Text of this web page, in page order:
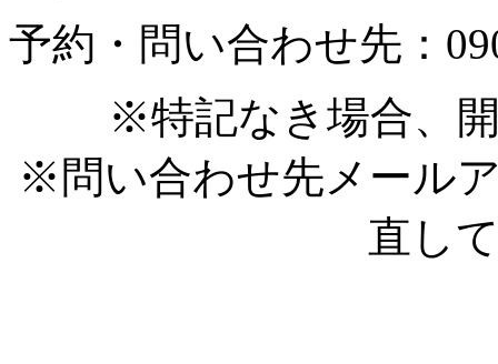
予約・問い合わせ先：
※特記なき場合、
※問い合わせ先メール
直し